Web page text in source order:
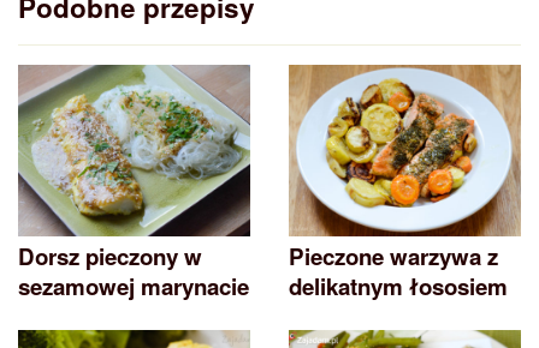
Dorsz pieczony w
sezamowej marynacie
Pieczone warzywa z
delikatnym łososiem